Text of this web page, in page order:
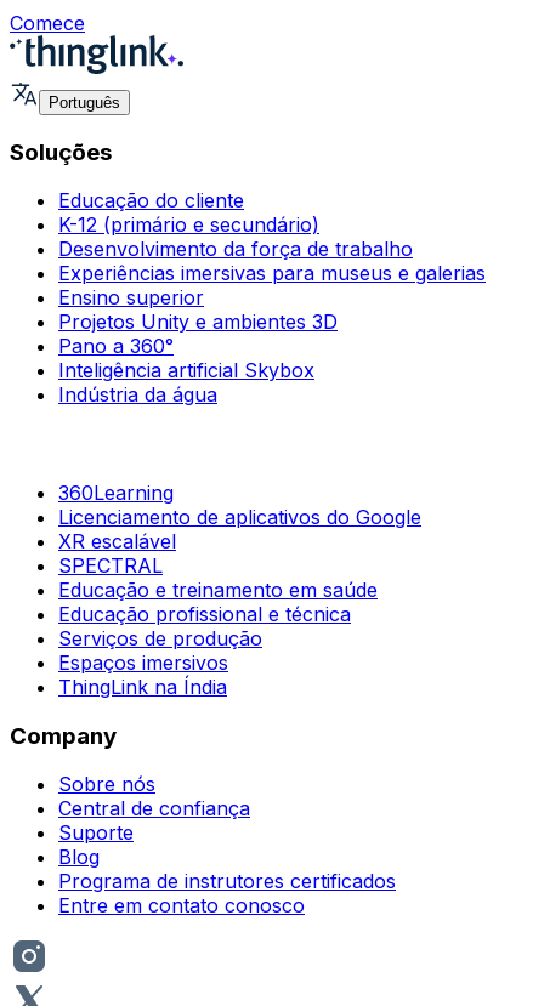
Comece
Português
Soluções
Educação do cliente
K-12 (primário e secundário)
Desenvolvimento da força de trabalho
Experiências imersivas para museus e galerias
Ensino superior
Projetos Unity e ambientes 3D
Pano a 360°
Inteligência artificial Skybox
Indústria da água
360Learning
Licenciamento de aplicativos do Google
XR escalável
SPECTRAL
Educação e treinamento em saúde
Educação profissional e técnica
Serviços de produção
Espaços imersivos
ThingLink na Índia
Company
Sobre nós
Central de confiança
Suporte
Blog
Programa de instrutores certificados
Entre em contato conosco